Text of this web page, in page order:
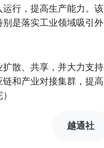
行，提高生产能力。该
是落实工业领域吸引外
散、共享，并大力支持
和产业对接集群，提高
越通社